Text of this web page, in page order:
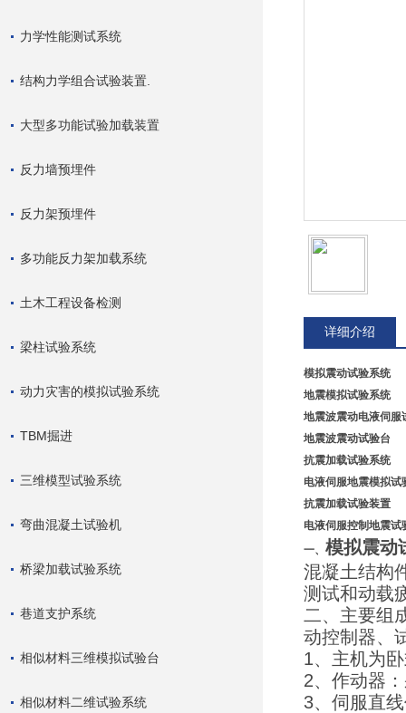
力学性能测试系统
结构力学组合试验装置.
大型多功能试验加载装置
反力墙预埋件
反力架预埋件
多功能反力架加载系统
土木工程设备检测
梁柱试验系统
动力灾害的模拟试验系统
TBM掘进
三维模型试验系统
弯曲混凝土试验机
桥梁加载试验系统
巷道支护系统
相似材料三维模拟试验台
相似材料二维试验系统
详细介绍
模拟震动试验系统
地震模拟试验系统
地震波震动电液伺服
地震波震动试验台
抗震加载试验系统
电液伺服地震模拟试
抗震加载试验装置
电液伺服控制地震试
一、 模拟震动
混凝土结构
测试和动载
二、主要组
动控制器、
1、主机为
2、作动器
3、伺服直